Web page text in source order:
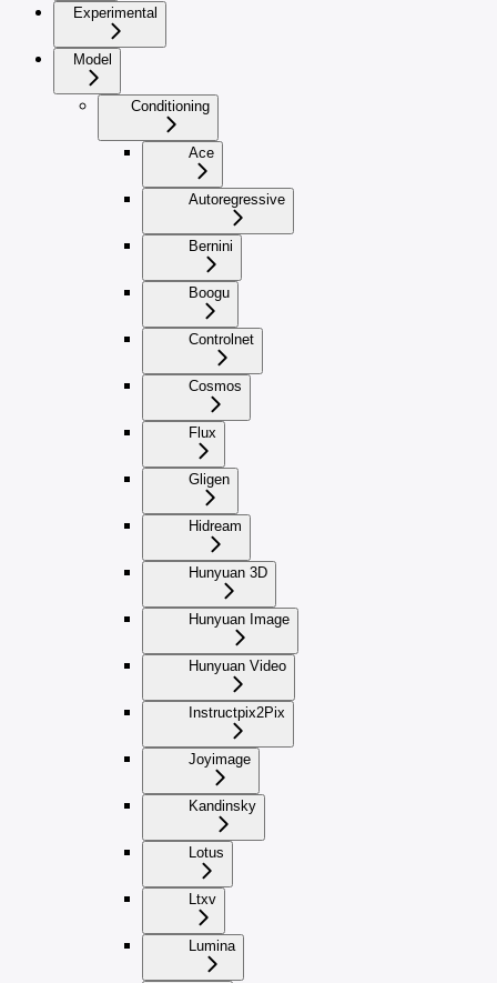
Experimental
Model
Conditioning
Ace
Autoregressive
Bernini
Boogu
Controlnet
Cosmos
Flux
Gligen
Hidream
Hunyuan 3D
Hunyuan Image
Hunyuan Video
Instructpix2Pix
Joyimage
Kandinsky
Lotus
Ltxv
Lumina